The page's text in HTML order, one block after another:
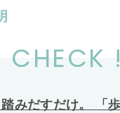
CHECK !
みだすだけ。 「